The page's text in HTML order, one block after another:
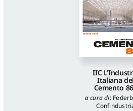
IIC
Italiana del
Cemento
a cura di: